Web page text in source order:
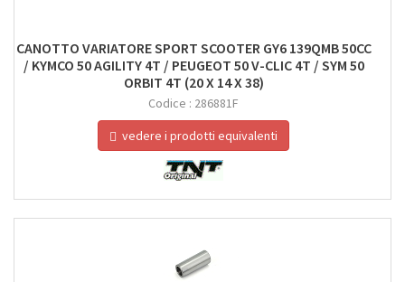
CANOTTO VARIATORE SPORT SCOOTER GY6 139QMB 50CC
/ KYMCO 50 AGILITY 4T / PEUGEOT 50 V-CLIC 4T / SYM 50
ORBIT 4T (20 X 14 X 38)
Codice : 286881F
vedere i prodotti equivalenti